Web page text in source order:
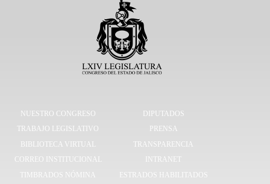
NUESTRO CONGRESO
DIPUTADOS
TRABAJO LEGISLATIVO
PRENSA
BIBLIOTECA VIRTUAL
TRANSPARENCIA
CORREO INSTITUCIONAL
INTRANET
TIMBRADOS NÓMINA
ESTRADOS HABILITADOS